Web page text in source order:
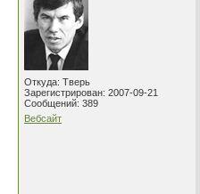
Откуда: Тверь
Зарегистрирован: 2007-09-21
Сообщений: 389
Вебсайт